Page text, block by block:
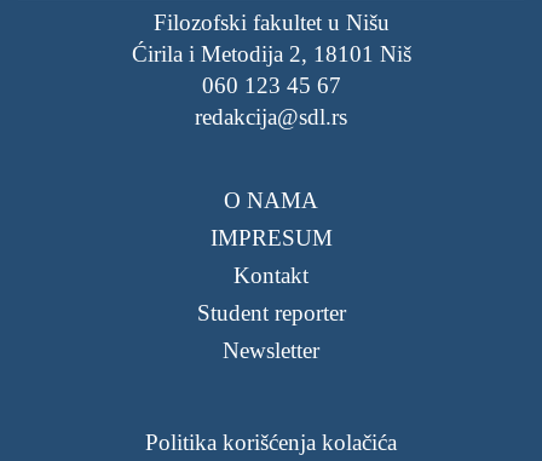
Filozofski fakultet u Nišu
Ćirila i Metodija 2, 18101 Niš
060 123 45 67
redakcija@sdl.rs
O NAMA
IMPRESUM
Kontakt
Student reporter
Newsletter
Politika korišćenja kolačića